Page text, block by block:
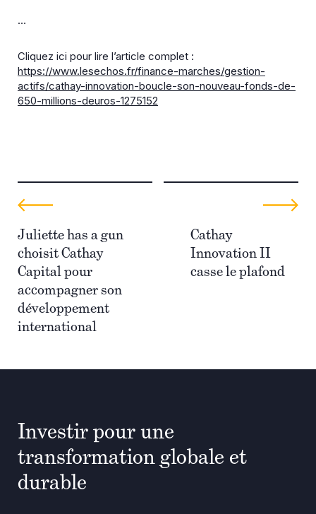
…
Cliquez ici pour lire l’article complet :
https://www.lesechos.fr/finance-marches/gestion-
actifs/cathay-innovation-boucle-son-nouveau-fonds-de-
650-millions-deuros-1275152
Juliette has a gun
choisit Cathay
Capital pour
accompagner son
développement
international
Cathay
Innovation II
casse le plafond
Investir pour une
transformation globale et
durable